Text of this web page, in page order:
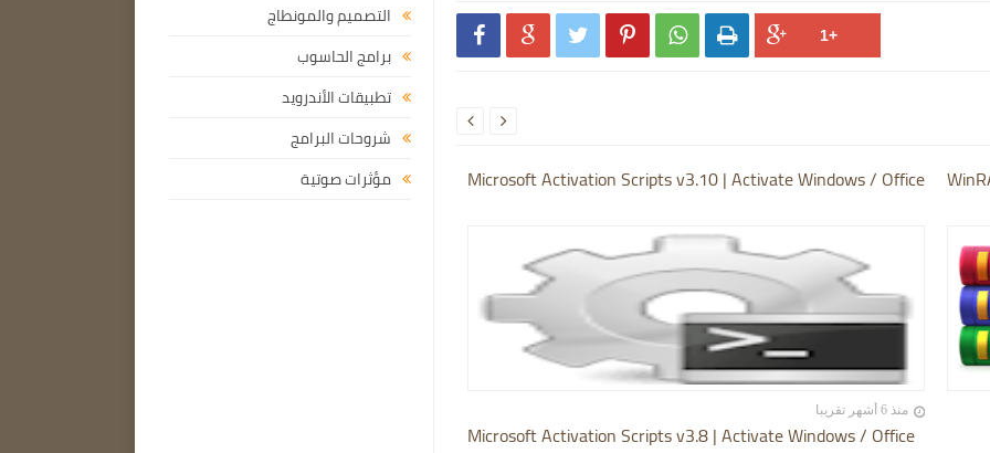
     
Microsoft Activation Scripts v3.10 | Activate Windows / Office
منذ 6 أشهر تقريبا
Microsoft Activation Scripts v3.8 | Activate Windows / Office
 
التصميم والمونطاج
برامج الحاسوب
تطبيقات الأندرويد
شروحات البرامج
مؤثرات صوتية